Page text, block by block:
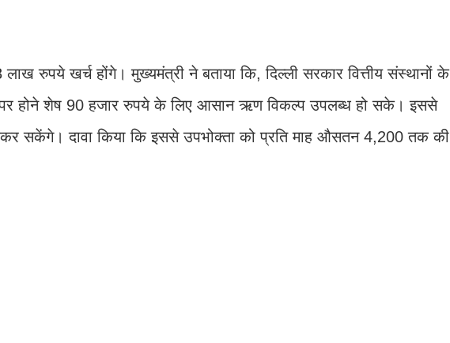
रुपये खर्च होंगे। मुख्यमंत्री ने बताया कि, दिल्ली सरकार वित्तीय संस्थानों के
होने शेष 90 हजार रुपये के लिए आसान ऋण विकल्प उपलब्ध हो सके। इससे
कर सकेंगे। दावा किया कि इससे उपभोक्ता को प्रति माह औसतन 4,200 तक की